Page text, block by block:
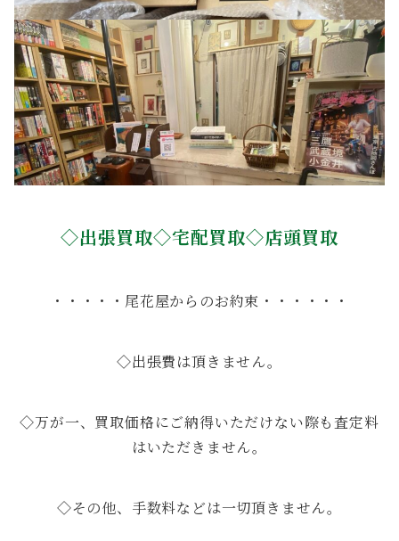
◇出張買取◇宅配買取◇店頭買取
・・・・・尾花屋からのお約束・・・・・・
◇出張費は頂きません。
◇万が一、買取価格にご納得いただけない際も査定料
はいただきません。
◇その他、手数料などは一切頂きません。